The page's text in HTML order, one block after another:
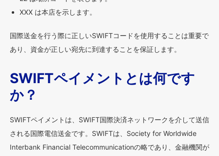
XXX は本店を示します。
国際送金を行う際に正しいSWIFTコードを使用することは重要で
あり、資金が正しい宛先に到達することを保証します。
SWIFTペイメントとは何です
か？
SWIFTペイメントは、SWIFT国際決済ネットワークを介して送信
される国際電信送金です。SWIFTは、Society for Worldwide
Interbank Financial Telecommunicationの略であり、金融機関が